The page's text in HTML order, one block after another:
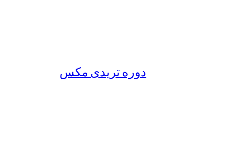
دوره تریدی مکس